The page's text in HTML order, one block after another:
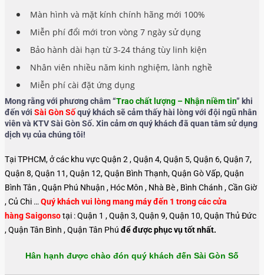
Màn hình và mặt kính chính hãng mới 100%
Miễn phí đổi mới tron vòng 7 ngày sử dụng
Bảo hành dài hạn từ 3-24 tháng tùy linh kiện
Nhân viên nhiều năm kinh nghiệm, lành nghề
Miễn phí cài đặt ứng dụng
Mong rằng với phương châm “Trao chất lượng – Nhận niềm tin” khi
đến với Sài Gòn Sốquý khách sẽ cảm thấy hài lòng với đội ngũ nhân
viên và KTV Sài Gòn Số. Xin cảm ơn quý khách đã quan tâm sử dụng
dịch vụ của chúng tôi!
Tại TPHCM, ở các khu vực Quận 2 , Quận 4, Quận 5, Quận 6, Quận 7,
Quận 8, Quận 11, Quận 12, Quận Bình Thạnh, Quận Gò Vấp, Quận
Bình Tân , Quận Phú Nhuận , Hóc Môn , Nhà Bè , Bình Chánh , Cần Giờ
, Củ Chi … Quý khách vui lòng mang máy đến 1 trong các cửa
hàng Saigonsotại : Quận 1 , Quận 3, Quận 9, Quận 10, Quận Thủ Đức
, Quận Tân Bình , Quận Tân Phú để được phục vụ tốt nhất.
Hân hạnh được chào đón quý khách đến Sài Gòn Số